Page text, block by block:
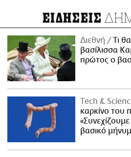
ΕΙΔΗΣΕΙΣ
Διεθνή
Τι
βασίλισσα
πρώτος ο
Τech &
καρκίνο του
βασικό